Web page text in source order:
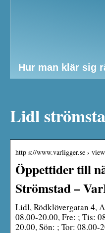
Hur man klär sig
Lidl
http s://www.varligger.se ›
Öppettider till
Strömstad –
Lidl, Rödklövergatan 4,
08.00-20.00, Fre: ; Tis:
20.00, Sön: ; Tor: